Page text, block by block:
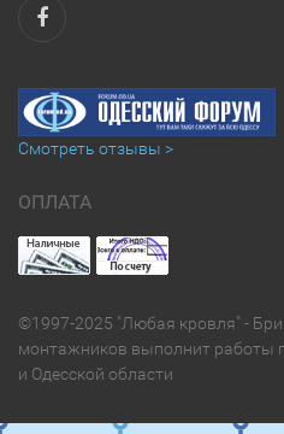
Смотреть отзывы >
ОПЛАТА
©1997-2025 "Любая кровля" -
монтажников выполнит работы
и Одесской области